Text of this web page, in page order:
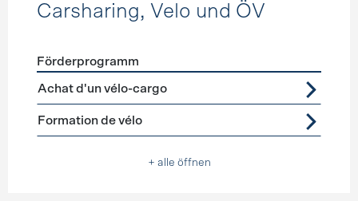
Carsharing, Velo und ÖV
Förderprogramme
Förderprogramm
Achat d'un vélo-cargo
Formation de vélo
+ alle öffnen